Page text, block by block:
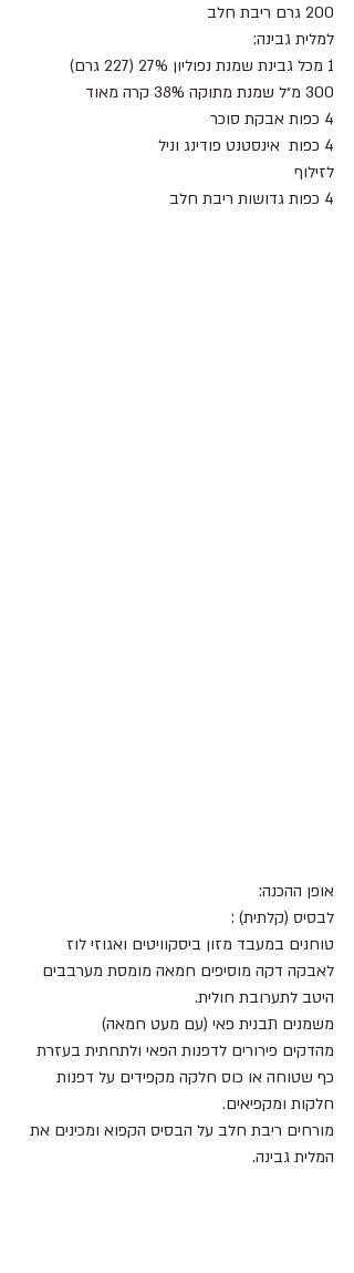
200 גרם ריבת חלב
למלית גבינה:
1 מכל גבינת שמנת נפוליון 27% (227 גרם)
300 מ״ל שמנת מתוקה 38% קרה מאוד
4 כפות אבקת סוכר
4 כפות  אינסטנט פודינג וניל
לזילוף
4 כפות גדושות ריבת חלב
אופן ההכנה:
לבסיס (קלתית) :
טוחנים במעבד מזון ביסקוויטים ואגוזי לוז
לאבקה דקה מוסיפים חמאה מומסת מערבבים
היטב לתערובת חולית.
משמנים תבנית פאי (עם מעט חמאה)
מהדקים פירורים לדפנות הפאי ולתחתית בעזרת
כף שטוחה או כוס חלקה מקפידים על דפנות
חלקות ומקפיאים.
מורחים ריבת חלב על הבסיס הקפוא ומכינים את
המלית גבינה.